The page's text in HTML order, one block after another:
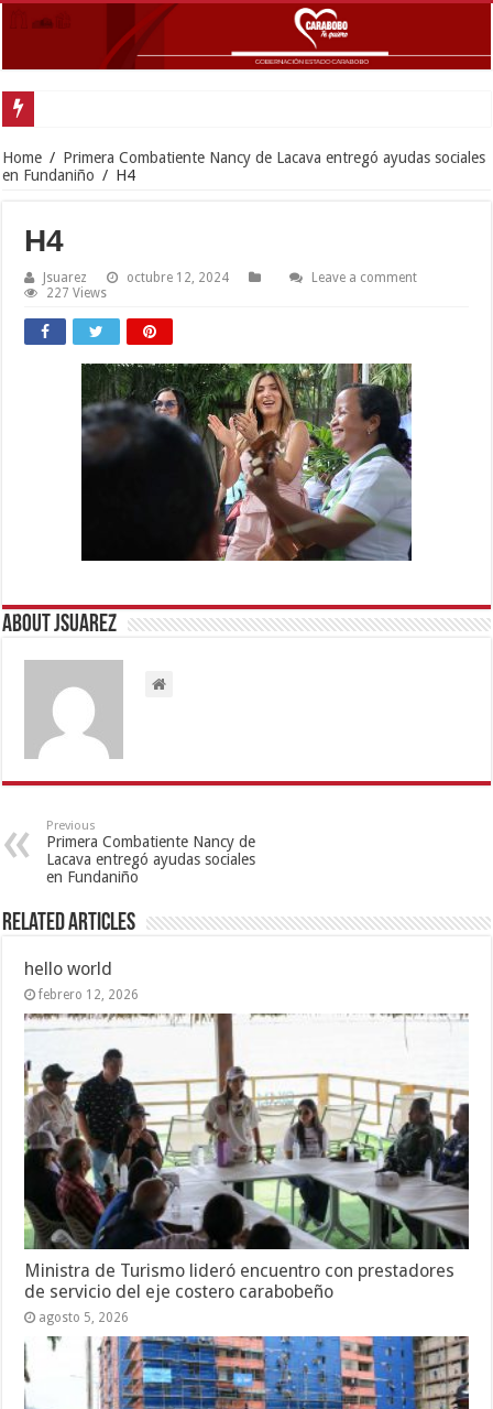
Home / Primera Combatiente Nancy de Lacava entregó ayudas sociales
en Fundaniño / H4
H4
Jsuarez octubre 12, 2024
Leave a comment
227 Views
About Jsuarez
Previous
Primera Combatiente Nancy de
Lacava entregó ayudas sociales
en Fundaniño
Related Articles
hello world
febrero 12, 2026
Ministra de Turismo lideró encuentro con prestadores
de servicio del eje costero carabobeño
agosto 5, 2026